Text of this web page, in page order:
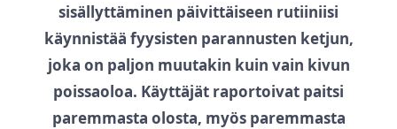
sisällyttäminen päivittäiseen rutiiniisi
käynnistää fyysisten parannusten ketjun,
joka on paljon muutakin kuin vain kivun
poissaoloa. Käyttäjät raportoivat paitsi
paremmasta olosta, myös paremmasta